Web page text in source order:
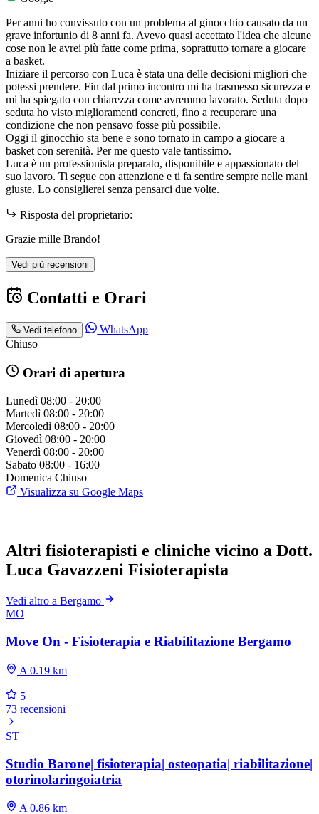
Per anni ho convissuto con un problema al ginocchio causato da un
grave infortunio di 8 anni fa. Avevo quasi accettato l'idea che alcune
cose non le avrei più fatte come prima, soprattutto tornare a giocare
a basket.
Iniziare il percorso con Luca è stata una delle decisioni migliori che
potessi prendere. Fin dal primo incontro mi ha trasmesso sicurezza e
mi ha spiegato con chiarezza come avremmo lavorato. Seduta dopo
seduta ho visto miglioramenti concreti, fino a recuperare una
condizione che non pensavo fosse più possibile.
Oggi il ginocchio sta bene e sono tornato in campo a giocare a
basket con serenità. Per me questo vale tantissimo.
Luca è un professionista preparato, disponibile e appassionato del
suo lavoro. Ti segue con attenzione e ti fa sentire sempre nelle mani
giuste. Lo consiglierei senza pensarci due volte.
Risposta del proprietario:
Grazie mille Brando!
Vedi più recensioni
Contatti e Orari
Vedi telefono
WhatsApp
Chiuso
Orari di apertura
Lunedì 08:00 - 20:00
Martedì 08:00 - 20:00
Mercoledì 08:00 - 20:00
Giovedì 08:00 - 20:00
Venerdì 08:00 - 20:00
Sabato 08:00 - 16:00
Domenica Chiuso
Visualizza su Google Maps
Altri fisioterapisti e cliniche vicino a Dott.
Luca Gavazzeni Fisioterapista
Vedi altro a Bergamo
MO
Move On - Fisioterapia e Riabilitazione Bergamo
A 0.19 km
5
73 recensioni
ST
Studio Barone| fisioterapia| osteopatia| riabilitazione|
otorinolaringoiatria
A 0.86 km